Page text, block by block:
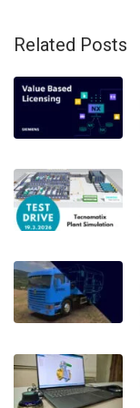
Related Posts